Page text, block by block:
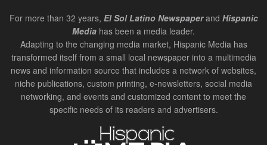
For more than 32 years, El Sol Latino Newspaperand Hispanic
Media has been a media leader.
Adapting to the changing media market, Hispanic Media has
transformed itself from a small local newspaper into a multimedia
news and information source that includes a network of websites,
niche publications, custom printing, e-newsletters, social media
networking, and events and customized content to meet the
specific needs of its readers and advertisers.